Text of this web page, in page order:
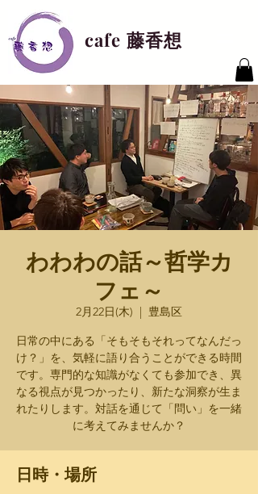
cafe 藤香想
わわわの話～哲学カ
フェ～
2月22日(木)
  |
豊島区
日常の中にある「そもそもそれってなんだっ
け？」を、気軽に語り合うことができる時間
です。専門的な知識がなくても参加でき、異
なる視点が見つかったり、新たな洞察が生ま
れたりします。対話を通じて「問い」を一緒
に考えてみませんか？
日時・場所